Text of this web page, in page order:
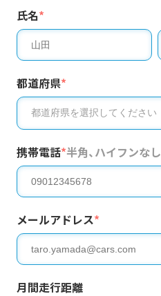
氏名*
都道府県*
携帯電話*半角、ハイフンなし
メールアドレス*
月間走行距離